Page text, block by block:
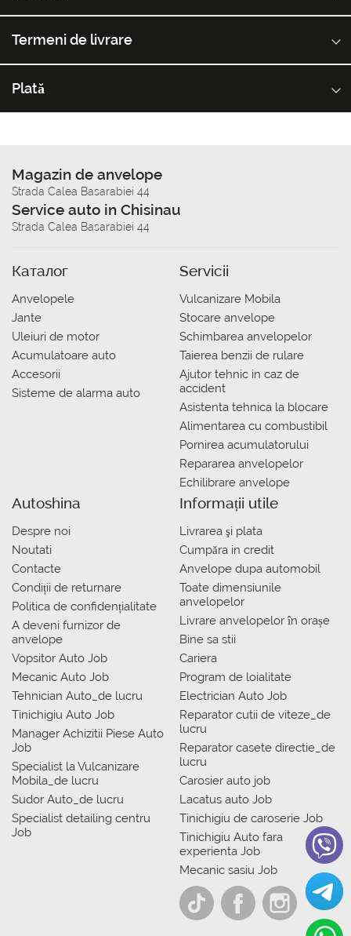
Termeni de livrare
Plată
Magazin de anvelope
Strada Calea Basarabiei 44
Service auto in Chisinau
Strada Calea Basarabiei 44
Каталог
Anvelopele
Jante
Uleiuri de motor
Acumulatoare auto
Accesorii
Sisteme de alarma auto
Servicii
Vulcanizare Mobila
Stocare anvelope
Schimbarea anvelopelor
Taierea benzii de rulare
Ajutor tehnic in caz de
accident
Asistenta tehnica la blocare
Alimentarea cu combustibil
Pornirea acumulatorului
Repararea anvelopelor
Echilibrare anvelope
Autoshina
Despre noi
Noutati
Contacte
Condiții de returnare
Politica de confidențialitate
A deveni furnizor de
anvelope
Vopsitor Auto Job
Mecanic Auto Job
Tehnician Auto_de lucru
Tinichigiu Auto Job
Manager Achizitii Piese Auto
Job
Specialist la Vulcanizare
Mobila_de lucru
Sudor Auto_de lucru
Specialist detailing centru
Job
Informații utile
Livrarea şi plata
Сumpăra in credit
Anvelope dupa automobil
Toate dimensiunile
anvelopelor
Livrare anvelopelor în orașe
Bine sa stii
Cariera
Program de loialitate
Electrician Auto Job
Reparator cutii de viteze_de
lucru
Reparator casete directie_de
lucru
Carosier auto job
Lacatus auto Job
Tinichigiu de caroserie Job
Tinichigiu Auto fara
experienta Job
Mecanic sasiu Job